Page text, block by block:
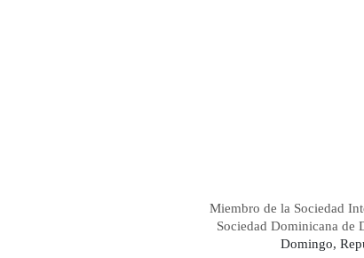
Miembro de la Sociedad
Sociedad Dominicana de
Domingo,